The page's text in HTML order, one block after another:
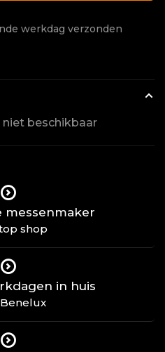
werkdag verzonden
beschikbaar
messenmaker
shop
in huis